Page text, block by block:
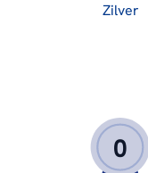
Zilver
0